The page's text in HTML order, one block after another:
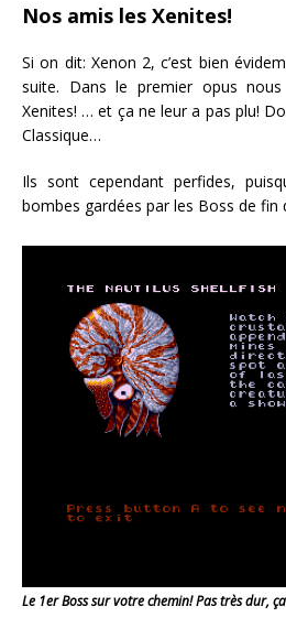
Nos amis les Xenites!
Si on dit: Xenon 2, c’est bien
suite. Dans le premier opus
Xenites! … et ça ne leur a pas plu!
Classique…
Ils sont cependant perfides,
bombes gardées par les Boss de fin
Le 1er Boss sur votre chemin! Pas très dur,